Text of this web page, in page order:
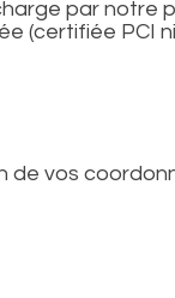
par notre
(certifiée PCI
de vos